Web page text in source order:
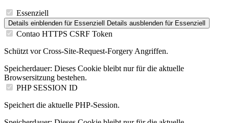
Essenziell
Details einblenden für Essenziell Details ausblenden für Essenziell
Contao HTTPS CSRF Token
Schützt vor Cross-Site-Request-Forgery Angriffen.
Speicherdauer: Dieses Cookie bleibt nur für die aktuelle
Browsersitzung bestehen.
PHP SESSION ID
Speichert die aktuelle PHP-Session.